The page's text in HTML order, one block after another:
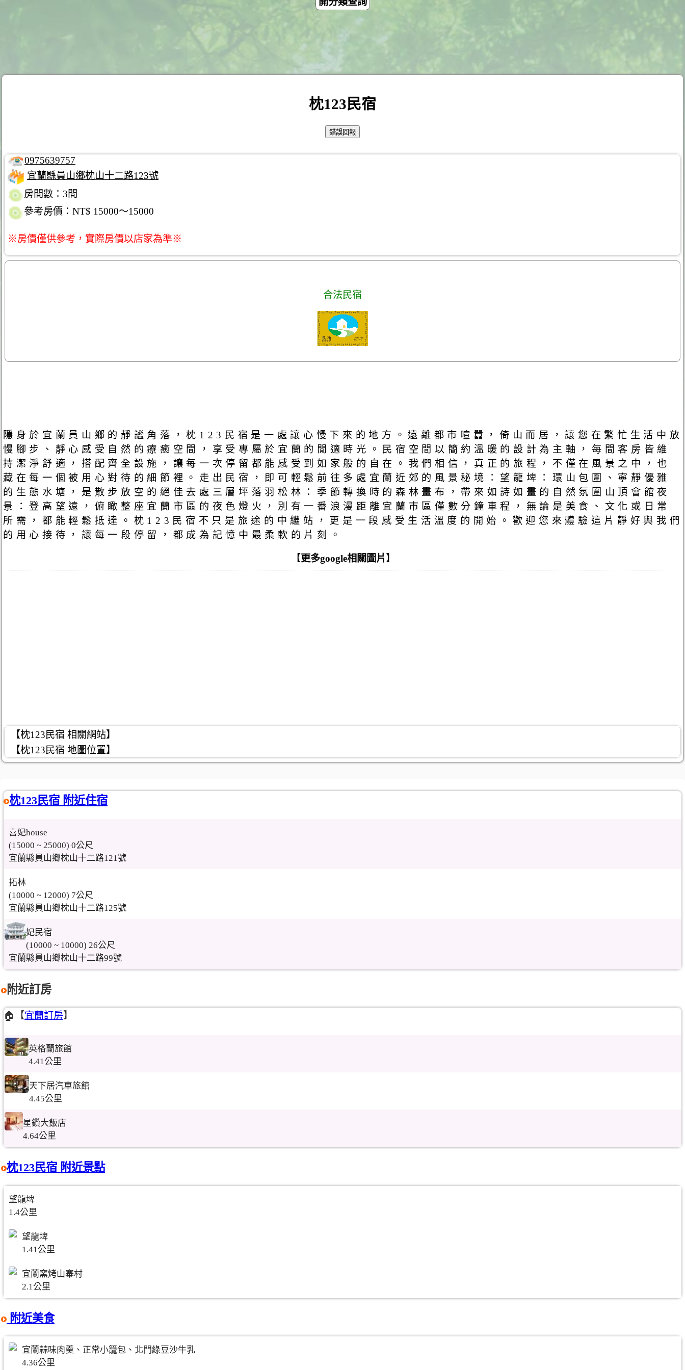
枕123民宿
0975639757
宜蘭縣員山鄉枕山十二路123號
房間數：3間
參考房價：NT$ 15000～15000
※房價僅供參考，實際房價以店家為準※
合法民宿
隱身於宜蘭員山鄉的靜謐角落，枕123民宿是一處讓心慢下來的地方。遠離都市喧囂，倚山而居，讓您在繁忙生活中放
慢腳步、靜心感受自然的療癒空間，享受專屬於宜蘭的閒適時光。民宿空間以簡約溫暖的設計為主軸，每間客房皆維
持潔淨舒適，搭配齊全設施，讓每一次停留都能感受到如家般的自在。我們相信，真正的旅程，不僅在風景之中，也
藏在每一個被用心對待的細節裡。走出民宿，即可輕鬆前往多處宜蘭近郊的風景秘境：望龍埤：環山包圍、寧靜優雅
的生態水塘，是散步放空的絕佳去處三層坪落羽松林：季節轉換時的森林畫布，帶來如詩如畫的自然氛圍山頂會館夜
景：登高望遠，俯瞰整座宜蘭市區的夜色燈火，別有一番浪漫距離宜蘭市區僅數分鐘車程，無論是美食、文化或日常
所需，都能輕鬆抵達。枕123民宿不只是旅途的中繼站，更是一段感受生活溫度的開始。歡迎您來體驗這片靜好與我們
的用心接待，讓每一段停留，都成為記憶中最柔軟的片刻。
【更多google相關圖片 】
【枕123民宿 相關網站】
【枕123民宿 地圖位置】
枕123民宿 附近住宿
喜妃house
(15000 ~ 25000) 0公尺
宜蘭縣員山鄉枕山十二路121號
拓林
(10000 ~ 12000) 7公尺
宜蘭縣員山鄉枕山十二路125號
妃民宿
(10000 ~ 10000) 26公尺
宜蘭縣員山鄉枕山十二路99號
附近訂房
🏠【宜蘭訂房】
英格蘭旅館
4.41公里
天下居汽車旅館
4.45公里
星鑽大飯店
4.64公里
枕123民宿 附近景點
望龍埤
1.4公里
望龍埤
1.41公里
宜蘭窯烤山寨村
2.1公里
附近美食
宜蘭蒜味肉羹、正常小籠包、北門綠豆沙牛乳
4.36公里